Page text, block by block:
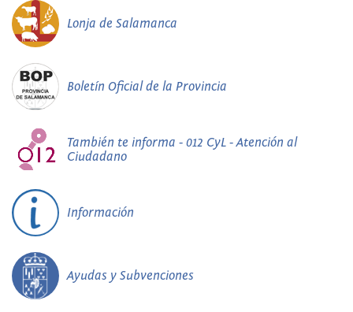
Lonja de Salamanca
Boletín Oficial de la Provincia
También te informa - 012 CyL - Atención al
Ciudadano
Información
Ayudas y Subvenciones